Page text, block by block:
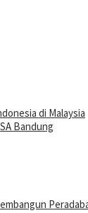
di Malaysia
Bandung